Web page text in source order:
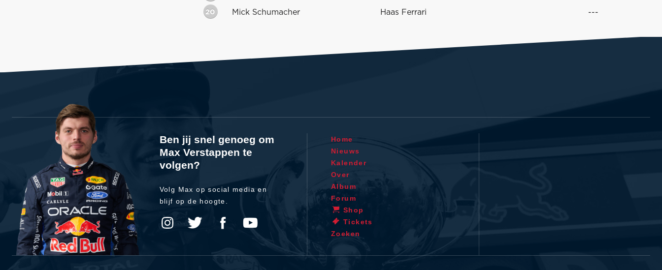
20 Mick Schumacher Haas Ferrari ---
Ben jij snel genoeg om
Max Verstappen te
volgen?
Volg Max op social media en
blijf op de hoogte.
Home
Nieuws
Kalender
Over
Album
Forum
Shop
Tickets
Zoeken